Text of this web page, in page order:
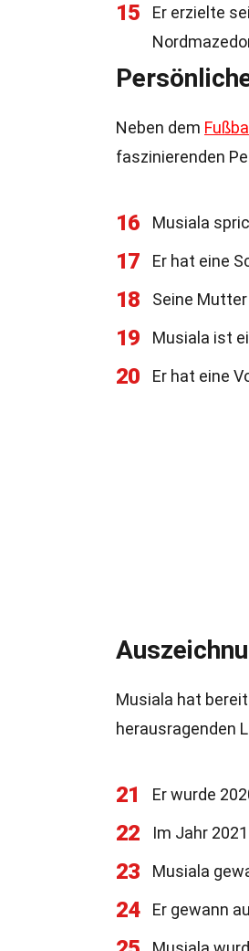
15
Er erzielte
Neben dem Fußball
faszinierenden
16 Musiala
17 Er hat eine
18 Seine
19 Musiala ist
20 Er hat eine
Musiala hat
herausragenden
21 Er wurde
22 Im Jahr
23 Musiala
24 Er gewann